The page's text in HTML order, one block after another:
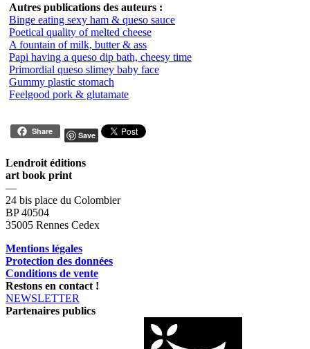
Autres publications des auteurs :
Binge eating sexy ham & queso sauce
Poetical quality of melted cheese
A fountain of milk, butter & ass
Papi having a queso dip bath, cheesy time
Primordial queso slimey baby face
Gummy plastic stomach
Feelgood pork & glutamate
Share Save
Lendroit éditions
art book print
—
24 bis place du Colombier
BP 40504
35005 Rennes Cedex
Mentions légales
Protection des données
Conditions de vente
Restons en contact !
NEWSLETTER
Partenaires publics